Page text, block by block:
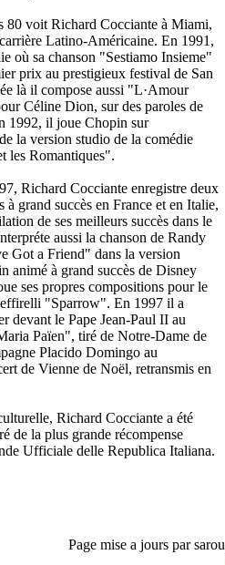
80 voit Richard Cocciante à Miami,
Latino-Américaine. En 1991,
où sa chanson "Sestiamo Insieme"
prix au prestigieux festival de San
là il compose aussi "L·Amour
Céline Dion, sur des paroles de
1992, il joue Chopin sur
la version studio de la comédie
les Romantiques".
Richard Cocciante enregistre deux
à grand succès en France et en Italie,
de ses meilleurs succès dans le
aussi la chanson de Randy
Got a Friend" dans la version
animé à grand succès de Disney
ses propres compositions pour le
"Sparrow". En 1997 il a
devant le Pape Jean-Paul II au
Païen", tiré de Notre-Dame de
Placido Domingo au
de Vienne de Noël, retransmis en
Richard Cocciante a été
de la plus grande récompense
Ufficiale delle Republica Italiana.
Page mise a jours par sarou